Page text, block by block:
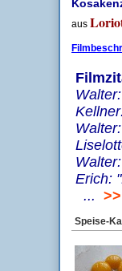
aus
Erich:
...
Speise-